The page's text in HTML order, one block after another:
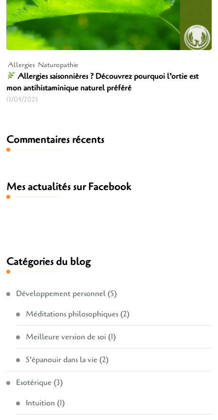
Allergies Naturopathie
Allergies saisonnières ? Découvrez pourquoi l’ortie est
mon antihistaminique naturel préféré
13/04/2025
Commentaires récents
Mes actualités sur Facebook
Catégories du blog
Développement personnel (5)
Méditations philosophiques (2)
Meilleure version de soi (1)
S'épanouir dans la vie (2)
Esotérique (3)
Intuition (1)